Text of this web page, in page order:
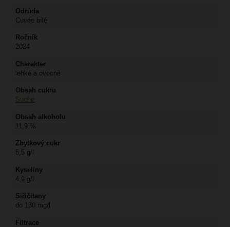
Odrůda
Cuvée bílé
Ročník
2024
Charakter
lehké a ovocné
Obsah cukru
Suché
Obsah alkoholu
11,9 %
Zbytkový cukr
5,5 g/l
Kyseliny
4,9 g/l
Siřičitany
do 130 mg/l
Filtrace